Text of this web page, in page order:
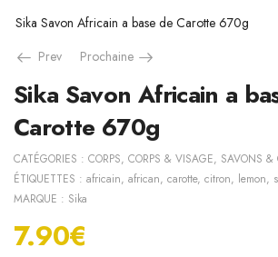
Sika Savon Africain a base de Carotte 670g
Prev
Prochaine
Sika Savon Africain a
Carotte 670g
CATÉGORIES : CORPS, CORPS & VISAGE, SAVONS &
ÉTIQUETTES : africain, african, carotte, citron, lemon,
MARQUE : Sika
7.90€